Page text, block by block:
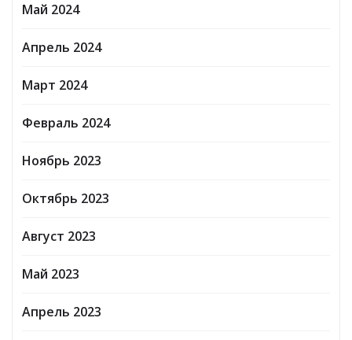
Май 2024
Апрель 2024
Март 2024
Февраль 2024
Ноябрь 2023
Октябрь 2023
Август 2023
Май 2023
Апрель 2023